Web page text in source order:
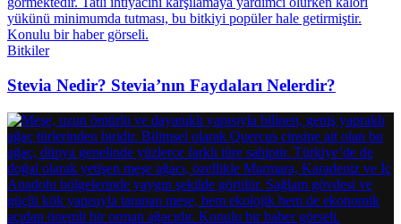
Bitkiler
Stevia Nedir? Stevia’nın Faydaları Nelerdir?